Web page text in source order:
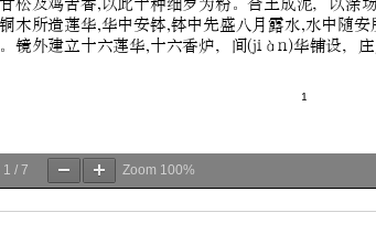
1 / 7 Zoom 100%